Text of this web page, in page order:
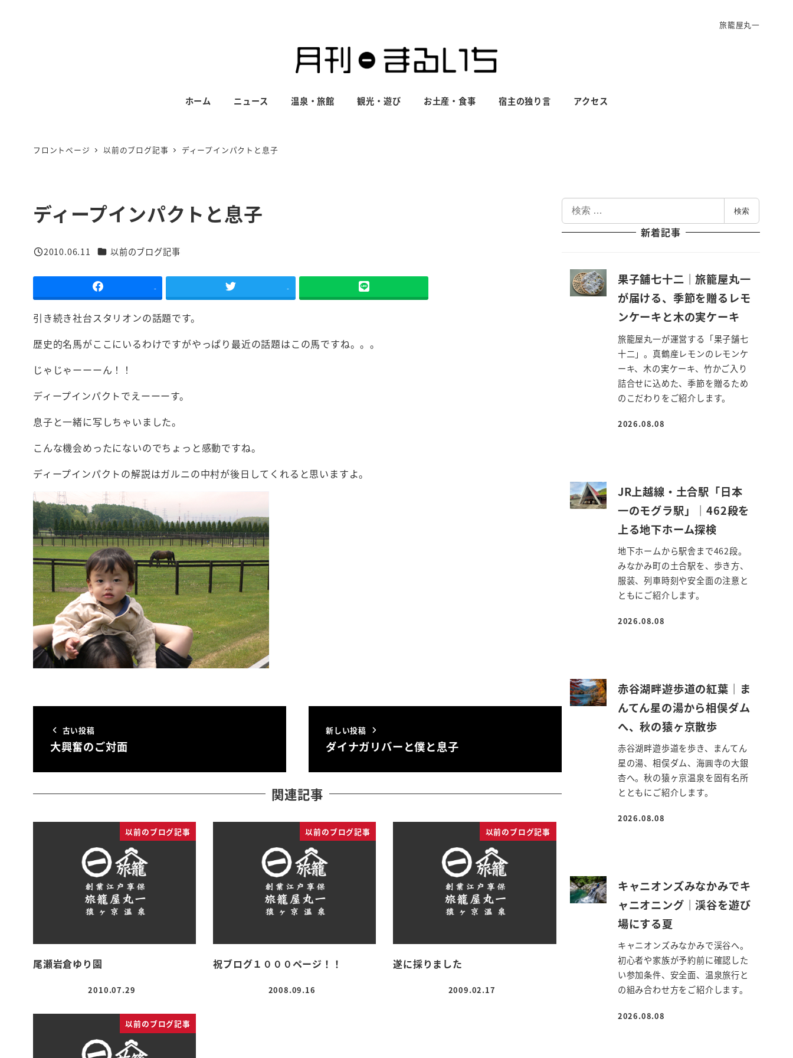
旅籠屋丸一
ホーム ニュース 温泉・旅館 観光・遊び お土産・食事 宿主の独り言 アクセス
フロントページ 以前のブログ記事 ディープインパクトと息子
ディープインパクトと息子
投稿日
2010.06.11 カテゴリー
以前のブログ記事
- -
引き続き社台スタリオンの話題です。
歴史的名馬がここにいるわけですがやっぱり最近の話題はこの馬ですね。。。
じゃじゃーーーん！！
ディープインパクトでえーーーす。
息子と一緒に写しちゃいました。
こんな機会めったにないのでちょっと感動ですね。
ディープインパクトの解説はガルニの中村が後日してくれると思いますよ。
古い投稿
大興奮のご対面
新しい投稿
ダイナガリバーと僕と息子
関連記事
以前のブログ記事
尾瀬岩倉ゆり園
投稿日
2010.07.29
以前のブログ記事
祝ブログ１０００ページ！！
投稿日
2008.09.16
以前のブログ記事
遂に採りました
投稿日
2009.02.17
以前のブログ記事
索
検索
新着記事
果子舗七十二｜旅籠屋丸一
が届ける、季節を贈るレモ
ンケーキと木の実ケーキ
旅籠屋丸一が運営する「果子舗七
十二」。真鶴産レモンのレモンケ
ーキ、木の実ケーキ、竹かご入り
詰合せに込めた、季節を贈るため
のこだわりをご紹介します。
投稿日
2026.08.08
JR上越線・土合駅「日本
一のモグラ駅」｜462段を
上る地下ホーム探検
地下ホームから駅舎まで462段。
みなかみ町の土合駅を、歩き方、
服装、列車時刻や安全面の注意と
ともにご紹介します。
投稿日
2026.08.08
赤谷湖畔遊歩道の紅葉｜ま
んてん星の湯から相俣ダム
へ、秋の猿ヶ京散歩
赤谷湖畔遊歩道を歩き、まんてん
星の湯、相俣ダム、海圓寺の大銀
杏へ。秋の猿ヶ京温泉を固有名所
とともにご紹介します。
投稿日
2026.08.08
キャニオンズみなかみでキ
ャニオニング｜渓谷を遊び
場にする夏
キャニオンズみなかみで渓谷へ。
初心者や家族が予約前に確認した
い参加条件、安全面、温泉旅行と
の組み合わせ方をご紹介します。
投稿日
2026.08.08